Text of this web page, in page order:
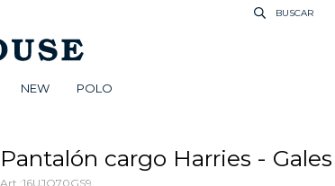
NEW POLO
Pantalón cargo Harries - Gales
16UJQ70GS9